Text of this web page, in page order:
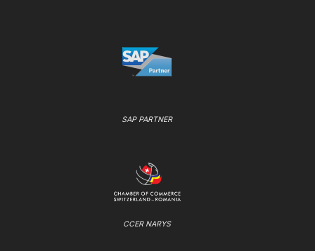
SAP PARTNER
CCER NARYS